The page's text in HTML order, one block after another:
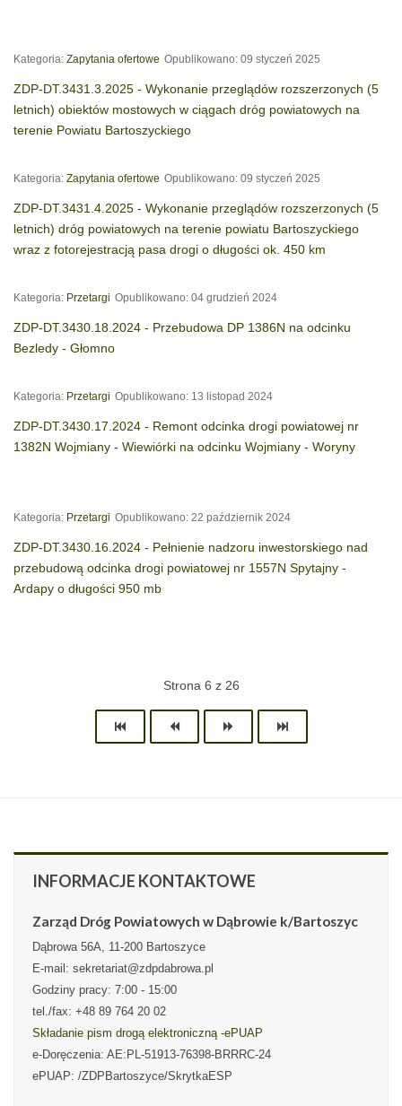
Kategoria: Zapytania ofertowe Opublikowano: 09 styczeń 2025
ZDP-DT.3431.3.2025 - Wykonanie przeglądów rozszerzonych (5
letnich) obiektów mostowych w ciągach dróg powiatowych na
terenie Powiatu Bartoszyckiego
Kategoria: Zapytania ofertowe Opublikowano: 09 styczeń 2025
ZDP-DT.3431.4.2025 - Wykonanie przeglądów rozszerzonych (5
letnich) dróg powiatowych na terenie powiatu Bartoszyckiego
wraz z fotorejestracją pasa drogi o długości ok. 450 km
Kategoria: Przetargi Opublikowano: 04 grudzień 2024
ZDP-DT.3430.18.2024 - Przebudowa DP 1386N na odcinku
Bezledy - Głomno
Kategoria: Przetargi Opublikowano: 13 listopad 2024
ZDP-DT.3430.17.2024 - Remont odcinka drogi powiatowej nr
1382N Wojmiany - Wiewiórki na odcinku Wojmiany - Woryny
Kategoria: Przetargi Opublikowano: 22 październik 2024
ZDP-DT.3430.16.2024 - Pełnienie nadzoru inwestorskiego nad
przebudową odcinka drogi powiatowej nr 1557N Spytajny -
Ardapy o długości 950 mb
Strona 6 z 26
INFORMACJE KONTAKTOWE
Zarząd Dróg Powiatowych w Dąbrowie k/Bartoszyc
Dąbrowa 56A, 11-200 Bartoszyce
E-mail: sekretariat@zdpdabrowa.pl
Godziny pracy: 7:00 - 15:00
tel./fax: +48 89 764 20 02
Składanie pism drogą elektroniczną -ePUAP
e-Doręczenia: AE:PL-51913-76398-BRRRC-24
ePUAP: /ZDPBartoszyce/SkrytkaESP